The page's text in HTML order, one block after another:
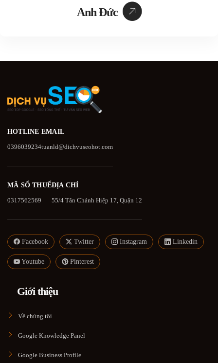
Anh Đức
HOTLINE
0396039234
EMAIL
tuanld@dichvuseohot.com
MÃ SỐ THUẾ
0317562569
ĐỊA CHỈ
55/4 Tân Chánh Hiệp 17, Quận 12
Facebook Twitter Instagram Linkedin
Youtube Pinterest
Giới thiệu
Về chúng tôi
Google Knowledge Panel
Google Business Profile